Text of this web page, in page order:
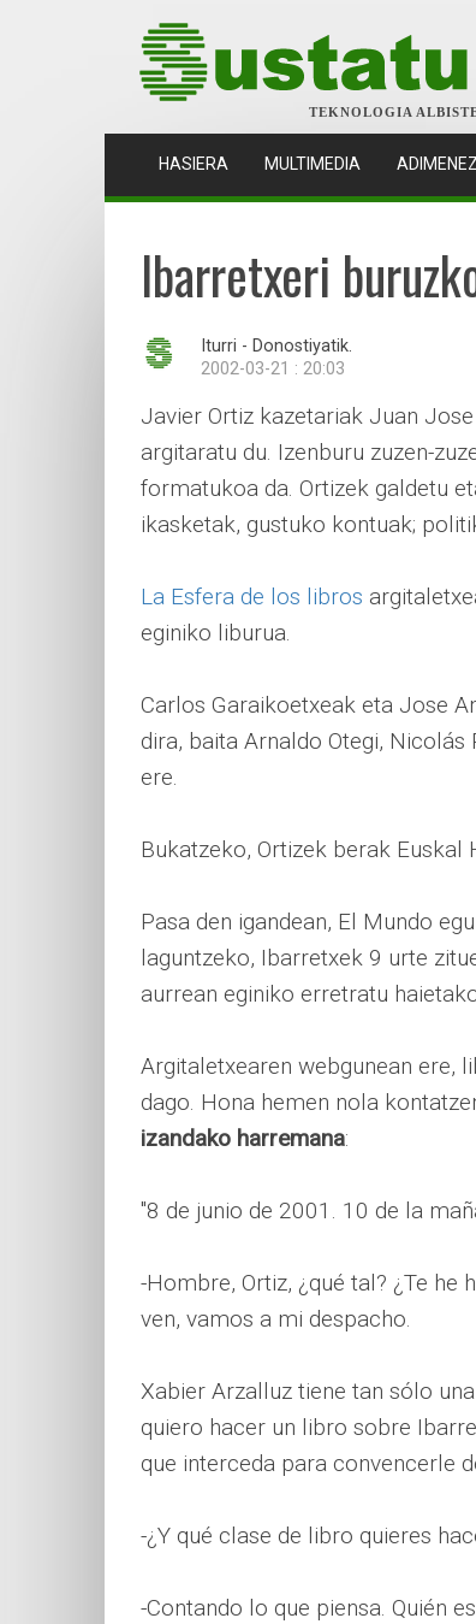
TEKNOLOGIA
HASIERA (CURRENT)
MULTIMEDIA ADIMENEZ
Ibarretxeri
Iturri - Donostiyatik.
2002-03-21 : 20:03
Javier Ortiz kazetariak Juan
argitaratu du. Izenburu zuzen-
formatukoa da. Ortizek galdetu
ikasketak, gustuko kontuak;
La Esfera de los libros
eginiko liburua.
Carlos Garaikoetxeak eta Jose
dira, baita Arnaldo Otegi,
ere.
Bukatzeko, Ortizek berak
Pasa den igandean, El Mundo
laguntzeko, Ibarretxek 9 urte
aurrean eginiko erretratu
Argitaletxearen webgunean ere,
dago. Hona hemen nola
izandako harremana:
"8 de junio de 2001. 10 de la
-Hombre, Ortiz, ¿qué tal? ¿Te
ven, vamos a mi despacho.
Xabier Arzalluz tiene tan sólo
quiero hacer un libro sobre
que interceda para convencerle
-¿Y qué clase de libro quieres
-Contando lo que piensa. Quién